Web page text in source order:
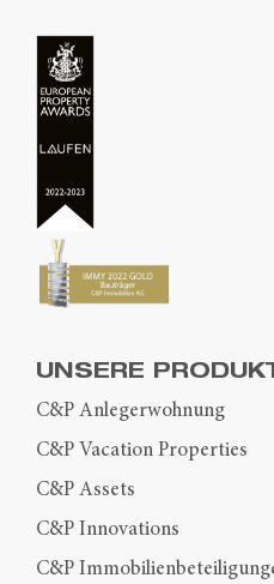
UNSERE
C&P Anlegerwohnung
C&P Vacation Properties
C&P Assets
C&P Innovations
C&P